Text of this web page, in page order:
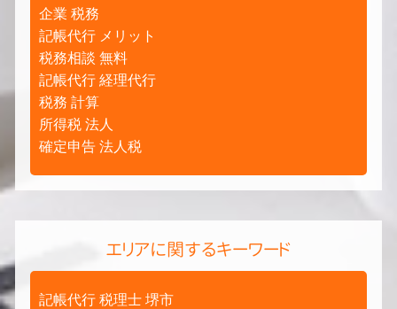
企業 税務
記帳代行 メリット
税務相談 無料
記帳代行 経理代行
税務 計算
所得税 法人
確定申告 法人税
エリアに関するキーワード
記帳代行 税理士 堺市